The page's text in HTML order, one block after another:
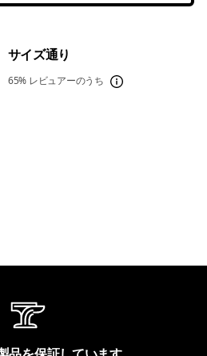
サイズ通り
65% レビュアーのうち